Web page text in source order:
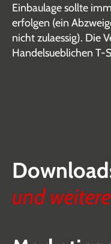
Einbaulage sollte
erfolgen (ein
nicht zulaessig). Die
Handelsueblichen T-
und